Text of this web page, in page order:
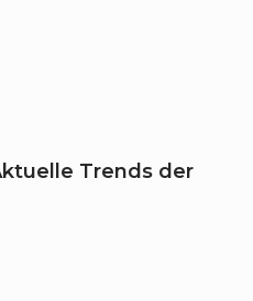
Trends der